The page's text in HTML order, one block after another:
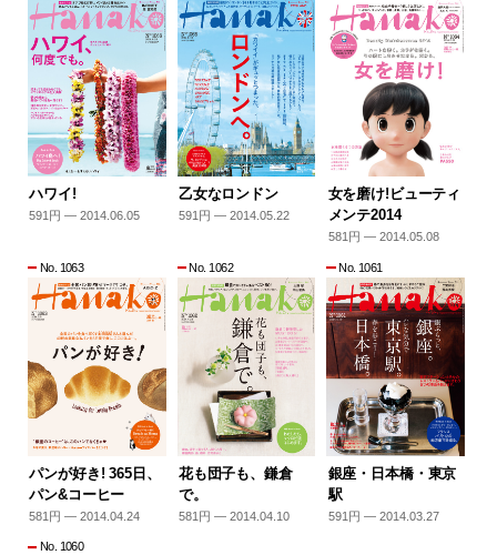
ハワイ!
591円 — 2014.06.05
乙女なロンドン
591円 — 2014.05.22
女を磨け!ビューティ
メンテ2014
581円 — 2014.05.08
No. 1063
パンが好き! 365日、
パン&コーヒー
581円 — 2014.04.24
No. 1062
花も団子も、鎌倉
で。
581円 — 2014.04.10
No. 1061
銀座・日本橋・東京
駅
591円 — 2014.03.27
No. 1060